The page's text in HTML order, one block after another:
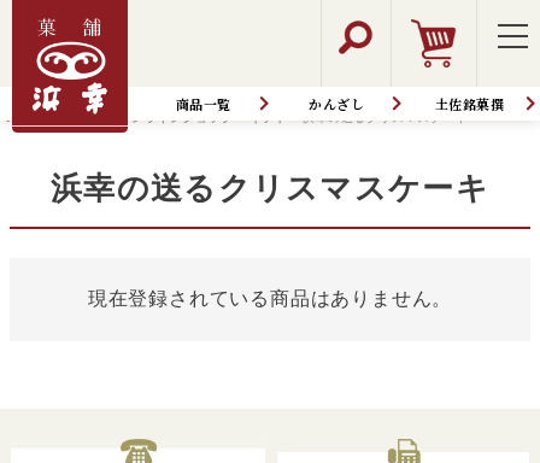
商品一覧 かんざし 土佐銘菓撰
土佐の果物ジャム
キャンディー
水菓子 春夏限定 カテゴリー
土佐の日曜市
ゼリー詰め合わせ
土佐の日曜市アイス
アイス詰め合わせ
商品一覧│オンラインショップ
浜幸の送るクリスマスケーキ
現在登録されている商品はありません。